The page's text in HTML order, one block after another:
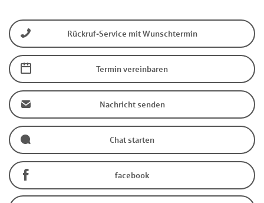
Rückruf-Service mit Wunschtermin
Termin vereinbaren
Nachricht senden
Chat starten
facebook